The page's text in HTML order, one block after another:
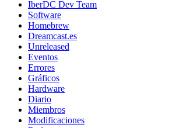
IberDC Dev Team
Software
Homebrew
Dreamcast.es
Unreleased
Eventos
Errores
Gráficos
Hardware
Diario
Miembros
Modificaciones